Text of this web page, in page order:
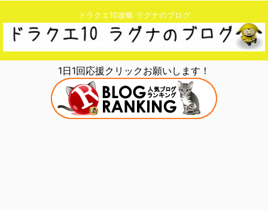
ドラクエ10攻略 ラグナのブログ
1日1回応援クリックお願いします！